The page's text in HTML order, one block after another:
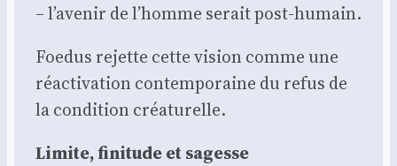
– l’avenir de l’homme serait post-humain.
Foe­dus rejette cette vision comme une
réac­ti­va­tion contem­po­raine du refus de
la condi­tion créa­tu­relle.
Limite, fini­tude et sagesse